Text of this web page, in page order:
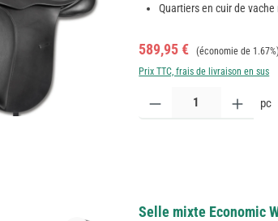
Quartiers en cuir de vache
Prix de vente :
589,95 € Prix régulier :
(économie de 1.67%)
Prix TTC, frais de livraison en sus
Quantité de produit : Entrez
pc
Selle mixte Economic